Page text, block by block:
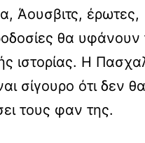
Άουσβιτς, έρωτες,
θα υφάνουν
ιστορίας. Η
σίγουρο ότι δεν θα
τους φαν της.